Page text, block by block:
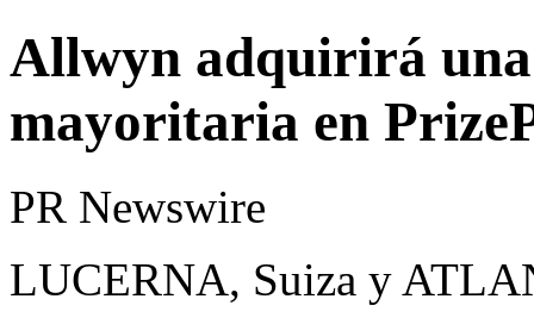
Allwyn adquirirá
mayoritaria en
PR Newswire
LUCERNA, Suiza y